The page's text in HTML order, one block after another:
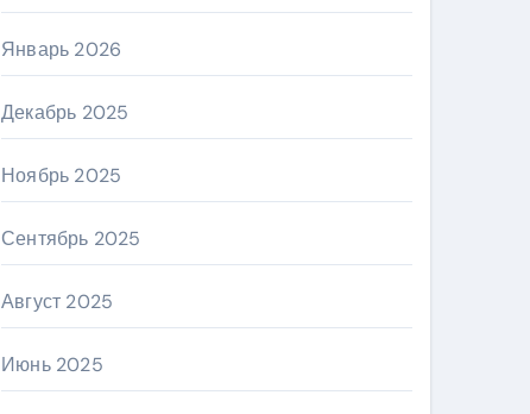
Январь 2026
Декабрь 2025
Ноябрь 2025
Сентябрь 2025
Август 2025
Июнь 2025